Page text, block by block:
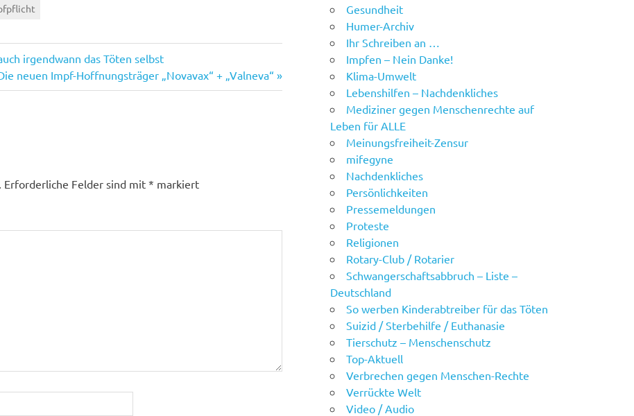
irgendwann das Töten selbst
neuen Impf-Hoffnungsträger „Novavax“ + „Valneva“
Erforderliche Felder sind mit* markiert
Gesundheit
Humer-Archiv
Ihr Schreiben an …
Impfen – Nein Danke!
Klima-Umwelt
Lebenshilfen – Nachdenkliches
Mediziner gegen Menschenrechte auf
Leben für ALLE
Meinungsfreiheit-Zensur
mifegyne
Nachdenkliches
Persönlichkeiten
Pressemeldungen
Proteste
Religionen
Rotary-Club / Rotarier
Schwangerschaftsabbruch – Liste –
Deutschland
So werben Kinderabtreiber für das Töten
Suizid / Sterbehilfe / Euthanasie
Tierschutz – Menschenschutz
Top-Aktuell
Verbrechen gegen Menschen-Rechte
Verrückte Welt
Video / Audio